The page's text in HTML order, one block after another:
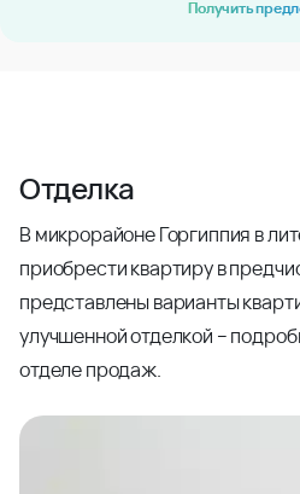
Получить
Отделка
В микрорайоне Горгиппия в
приобрести квартиру в
представлены варианты
улучшенной отделкой –
отделе продаж.